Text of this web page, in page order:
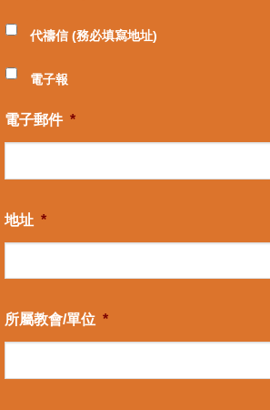
代禱信 (務必填寫地址)
電子報
電子郵件 *
地址 *
所屬教會/單位 *